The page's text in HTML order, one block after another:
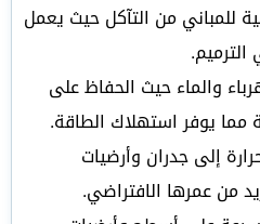
للمباني من التآكل حيث يعمل
والماء حيث الحفاظ على
مما يوفر استهلاك الطاقة.
إلى جدران وأرضيات
من عمرها الافتراضي.